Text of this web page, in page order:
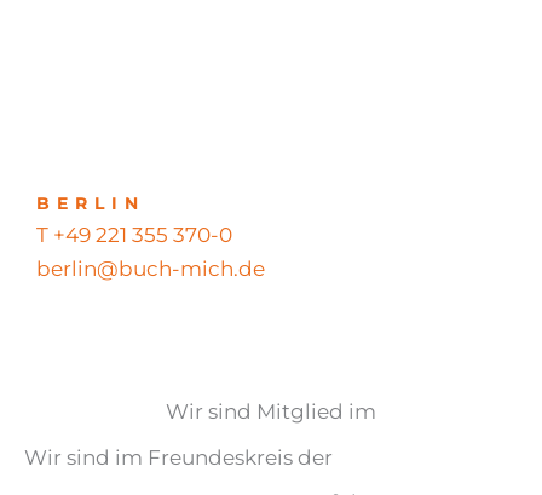
BERLIN
T +49 221 355 370-0
berlin@buch-mich.de
Wir sind Mitglied im
Wir sind im Freundeskreis der